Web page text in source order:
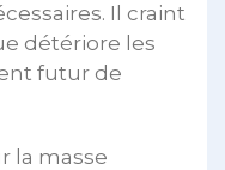
Il craint
détériore les
futur de
la masse